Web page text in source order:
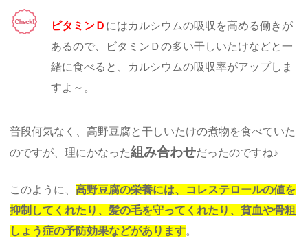
ビタミンＤ にはカルシウムの吸収を高める働きが
あるので、ビタミンＤの多い干しいたけなどと一
緒に食べると、カルシウムの吸収率がアップしま
すよ～。
普段何気なく、高野豆腐と干しいたけの煮物を食べていた
のですが、理にかなった組み合わせだったのですね♪
このように、高野豆腐の栄養には、コレステロールの値を
抑制してくれたり、髪の毛を守ってくれたり、貧血や骨粗
しょう症の予防効果などがあります。